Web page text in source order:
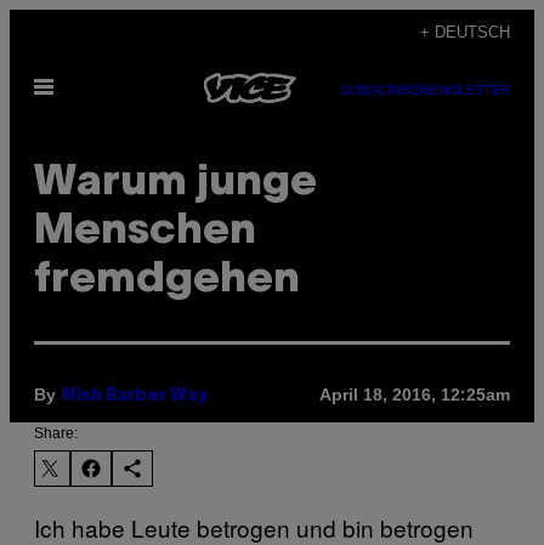
content
+ DEUTSCH
Open
SUBSCRIBENEWSLETTER
Warum junge
Menschen
fremdgehen
By Mish Barber Way April 18, 2016, 12:25am
Share:
Ich habe Leute betrogen und bin betrogen